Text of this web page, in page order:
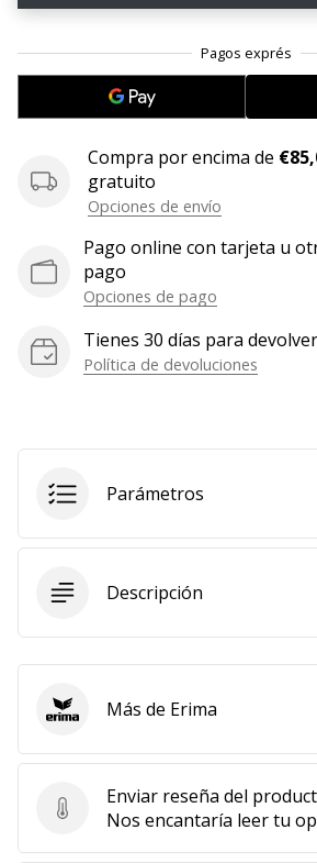
en
Mostrar
todos
Compra por encima de
gratuito
Opciones de envío
Pago online con tarjeta u
pago
Opciones de pago
Tienes 30 días para
Política de devoluciones
Parámetros
Descripción
Enviar reseña del producto
Enviar reseña del
Nos encantaría leer tu
ErimaMás de Erima